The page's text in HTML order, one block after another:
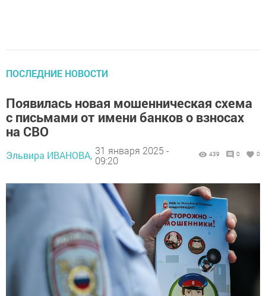
ПОСЛЕДНИЕ НОВОСТИ
Появилась новая мошенническая схема
с письмами от имени банков о взносах
на СВО
Эльвира ИВАНОВА, 31 января 2025 -
09:20
439 0 0